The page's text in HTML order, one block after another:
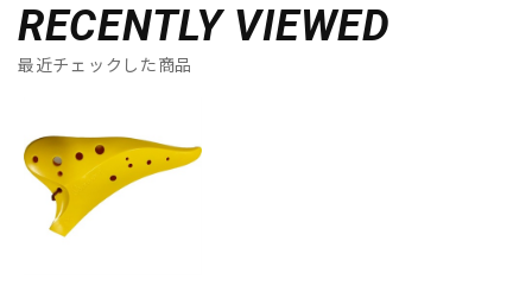
RECENTLY VIEWED
最近チェックした商品